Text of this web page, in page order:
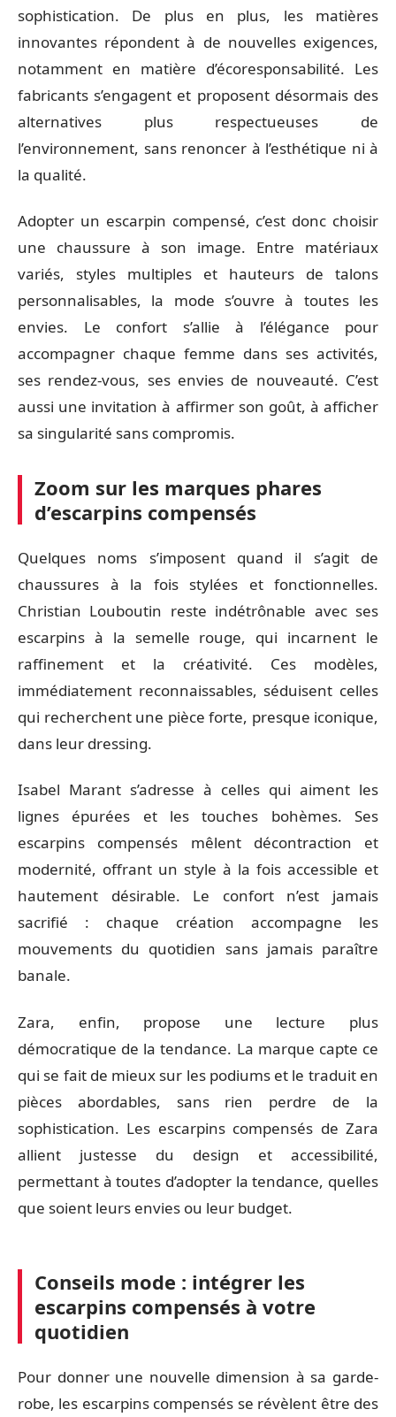
sophistication. De plus en plus, les matières
innovantes répondent à de nouvelles exigences,
notamment en matière d’écoresponsabilité. Les
fabricants s’engagent et proposent désormais des
alternatives plus respectueuses de
l’environnement, sans renoncer à l’esthétique ni à
la qualité.
Adopter un escarpin compensé, c’est donc choisir
une chaussure à son image. Entre matériaux
variés, styles multiples et hauteurs de talons
personnalisables, la mode s’ouvre à toutes les
envies. Le confort s’allie à l’élégance pour
accompagner chaque femme dans ses activités,
ses rendez-vous, ses envies de nouveauté. C’est
aussi une invitation à affirmer son goût, à afficher
sa singularité sans compromis.
Zoom sur les marques phares
d’escarpins compensés
Quelques noms s’imposent quand il s’agit de
chaussures à la fois stylées et fonctionnelles.
Christian Louboutin reste indétrônable avec ses
escarpins à la semelle rouge, qui incarnent le
raffinement et la créativité. Ces modèles,
immédiatement reconnaissables, séduisent celles
qui recherchent une pièce forte, presque iconique,
dans leur dressing.
Isabel Marant s’adresse à celles qui aiment les
lignes épurées et les touches bohèmes. Ses
escarpins compensés mêlent décontraction et
modernité, offrant un style à la fois accessible et
hautement désirable. Le confort n’est jamais
sacrifié : chaque création accompagne les
mouvements du quotidien sans jamais paraître
banale.
Zara, enfin, propose une lecture plus
démocratique de la tendance. La marque capte ce
qui se fait de mieux sur les podiums et le traduit en
pièces abordables, sans rien perdre de la
sophistication. Les escarpins compensés de Zara
allient justesse du design et accessibilité,
permettant à toutes d’adopter la tendance, quelles
que soient leurs envies ou leur budget.
Conseils mode : intégrer les
escarpins compensés à votre
quotidien
Pour donner une nouvelle dimension à sa garde-
robe, les escarpins compensés se révèlent être des